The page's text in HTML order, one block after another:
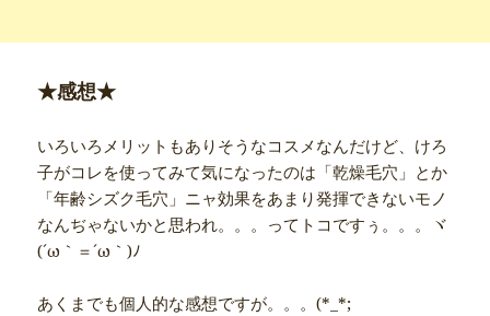
★感想★
いろいろメリットもありそうなコスメなんだけど、けろ
子がコレを使ってみて気になったのは「乾燥毛穴」とか
「年齢シズク毛穴」ニャ効果をあまり発揮できないモノ
なんぢゃないかと思われ。。。ってトコですぅ。。。ヾ
(´ω｀＝´ω｀)ﾉ
あくまでも個人的な感想ですが。。。(*_*;